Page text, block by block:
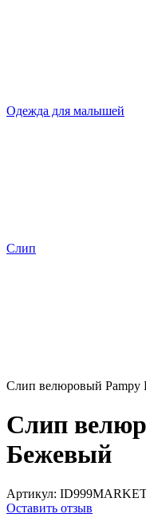
Одежда для малышей
Слип
Слип велюровый Pampy
Слип
Бежевый
Артикул:
Оставить отзыв